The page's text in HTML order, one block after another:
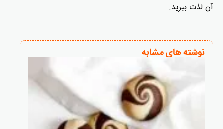
آن لذت ببرید.
نوشته های مشابه